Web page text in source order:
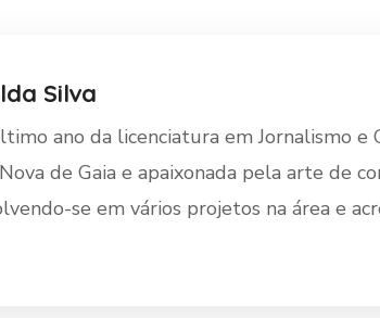
Silva
ano da licenciatura em Jornalismo e
de Gaia e apaixonada pela arte de
se em vários projetos na área e